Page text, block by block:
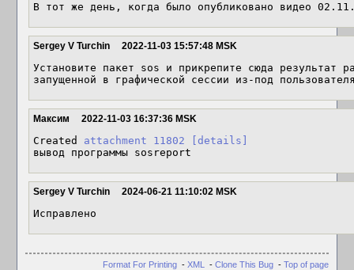
В тот же день, когда было опубликовано видео
Sergey V Turchin 2022-11-03 15:57:48 MSK
Установите пакет sos и прикрепите сюда результат
запущенной в графической сессии из-под
Максим 2022-11-03 16:37:36 MSK
Created attachment 11802
[details]
вывод программы sosreport
Sergey V Turchin 2024-06-21 11:10:02 MSK
Исправлено
Format For Printing - XML - Clone This Bug - Top of page